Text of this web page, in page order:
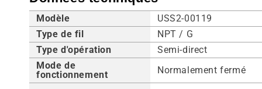
Modèle USS2-00119
Type de fil
NPT / G
Type d'opération
Semi-direct
Mode de
fonctionnement
Normalement fermé